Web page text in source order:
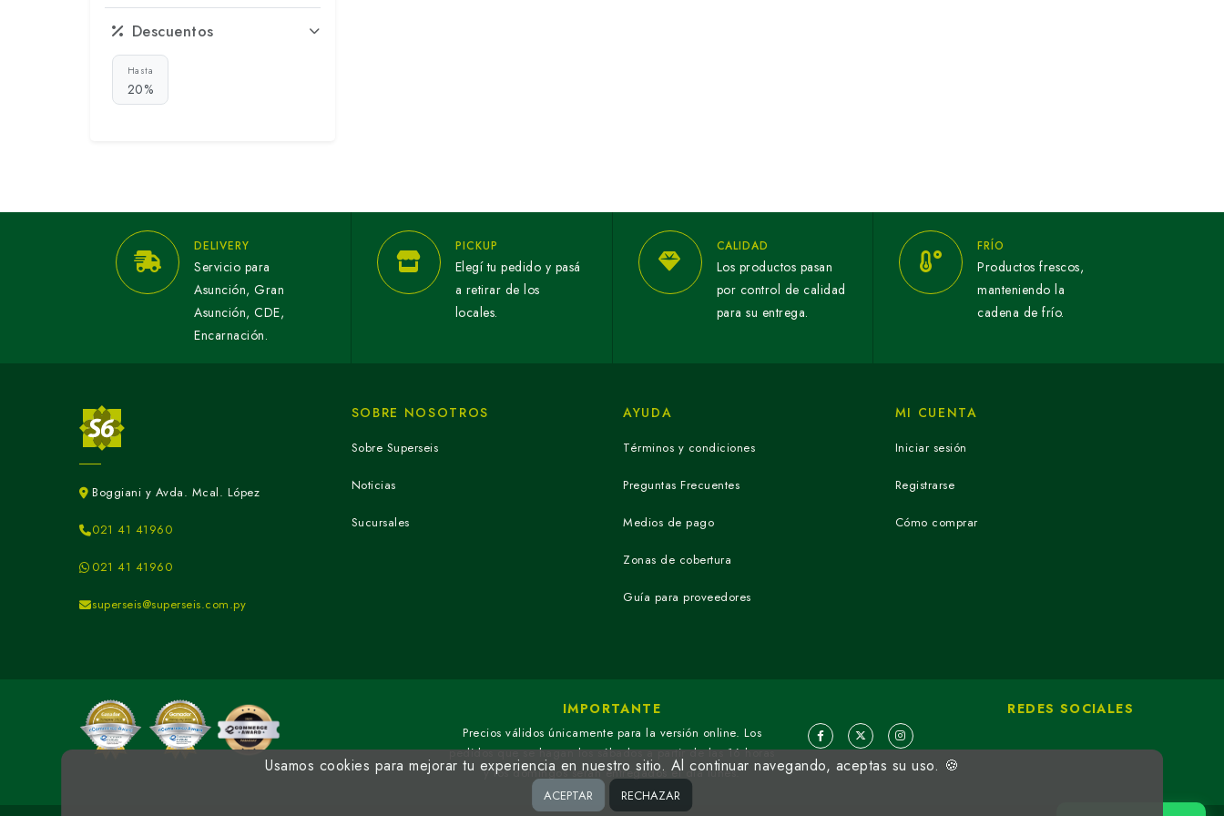
Descuentos
Hasta
20%
DELIVERY
Servicio para
Asunción, Gran
Asunción, CDE,
Encarnación.
PICKUP
Elegí tu pedido y pasá
a retirar de los
locales.
CALIDAD
Los productos pasan
por control de calidad
para su entrega.
FRÍO
Productos frescos,
manteniendo la
cadena de frío.
Boggiani y Avda. Mcal. López
021 41 41960
021 41 41960
superseis@superseis.com.py
SOBRE NOSOTROS
Sobre Superseis
Noticias
Sucursales
AYUDA
Términos y condiciones
Preguntas Frecuentes
Medios de pago
Zonas de cobertura
Guía para proveedores
MI CUENTA
Iniciar sesión
Registrarse
Cómo comprar
IMPORTANTE
Precios válidos únicamente para la versión online. Los
pedidos que se hagan los sábados a partir de las 16 horas
y los domingos serán entregados el día lunes.
REDES SOCIALES
Usamos cookies para mejorar tu experiencia en nuestro sitio. Al continuar navegando, aceptas su uso. 🍪
ACEPTAR RECHAZAR